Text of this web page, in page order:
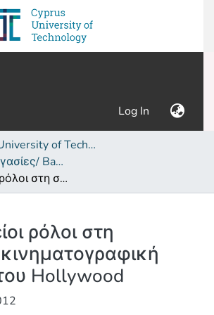
Log In (current)
Cyprus University of Technology (Research Output)
Πτυχιακές Εργασίες/ Bachelor's Degree Theses
Οι γυναικείοι ρόλοι στη σύγχρονη κινηματογραφική αφήγηση του Hollywood
ρόλοι στη
Hollywood